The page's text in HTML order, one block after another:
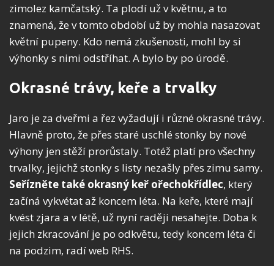
zimolez kamčatský. Ta plodí už v květnu, a to
znamená, že v tomto období už by mohla nasazovat
květní pupeny. Kdo nemá zkušenosti, mohl by si
výhonky s nimi odstříhat. A bylo by po úrodě.
Okrasné trávy, keře a trvalky
Jaro je za dveřmi a řez vyžadují i ​​různé okrasné trávy.
Hlavně proto, že přes staré uschlé stonky by nové
výhony jen stěží prorůstaly. Totéž platí pro všechny
trvalky, jejichž stonky s listy nezašly přes zimu samy.
Seřízněte také okrasný keř ořechokřídlec, který
začíná vykvétat až koncem léta. Na keře, které mají
kvést zjara a v létě, už nyní raději nesahejte. Doba k
jejich zkracování je po odkvětu, tedy koncem léta či
na podzim, radí web RHS.